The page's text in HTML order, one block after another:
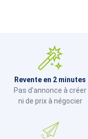
Revente en 2 minutes
Pas d'annonce à créer
ni de prix à négocier